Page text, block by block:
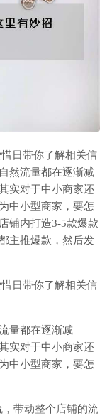
日带你了解相关信
然流量都在逐渐减
实对于中小商家还
中小型商家，要怎
铺内打造3-5款爆款
主推爆款，然后发
惜日带你了解相关信
量都在逐渐减
实对于中小商家还
中小型商家，要怎
带动整个店铺的流